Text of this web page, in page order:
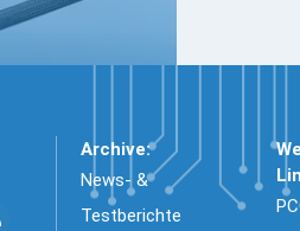
Archive:
News- &
Testberichte